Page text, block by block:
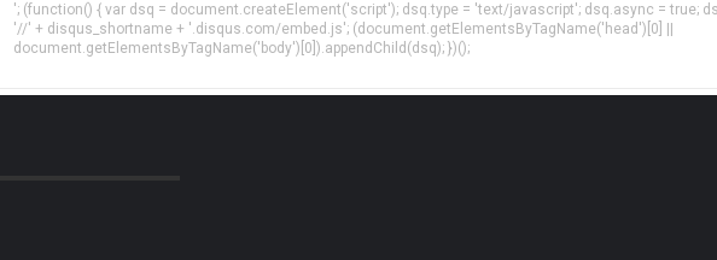
'; (function() { var dsq = document.createElement('script'); dsq.type = 'text/javascript'; dsq.async = true;
'//' + disqus_shortname + '.disqus.com/embed.js'; (document.getElementsByTagName('head')[0] ||
document.getElementsByTagName('body')[0]).appendChild(dsq); })();